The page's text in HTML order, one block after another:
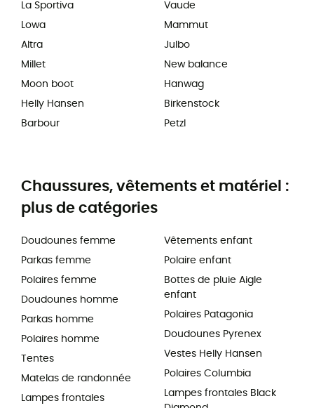
La Sportiva
Lowa
Altra
Millet
Moon boot
Helly Hansen
Barbour
Vaude
Mammut
Julbo
New balance
Hanwag
Birkenstock
Petzl
Chaussures, vêtements et matériel :
plus de catégories
Doudounes femme
Parkas femme
Polaires femme
Doudounes homme
Parkas homme
Polaires homme
Tentes
Matelas de randonnée
Lampes frontales
Vêtements enfant
Polaire enfant
Bottes de pluie Aigle
enfant
Polaires Patagonia
Doudounes Pyrenex
Vestes Helly Hansen
Polaires Columbia
Lampes frontales Black